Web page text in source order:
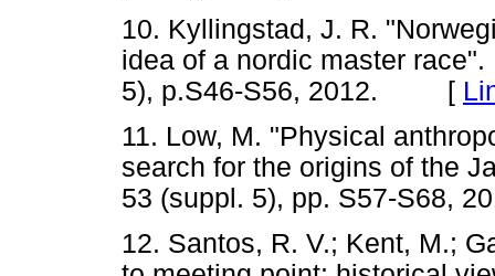
10. Kyllingstad, J. R.
idea of a nordic master
5), p.S46-S56, 2012. [
11. Low, M. "Physical
search for the origins of the
53 (suppl. 5), pp. S57-
12. Santos, R. V.; Kent, M.;